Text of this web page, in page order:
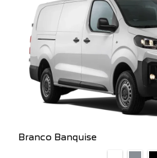
Branco Banquise